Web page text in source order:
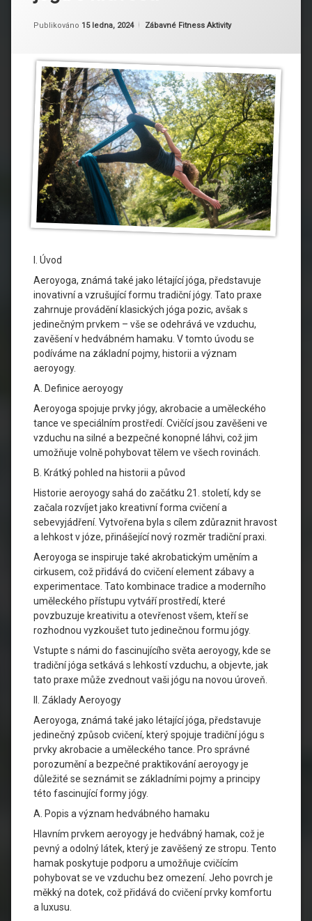
Publikováno 15 ledna, 2024
Aktualizováno 15 ledna, 2024
Od Ruby
Kategorie:
Zábavné Fitness Aktivity
I. Úvod
Aeroyoga, známá také jako létající jóga, představuje
inovativní a vzrušující formu tradiční jógy. Tato praxe
zahrnuje provádění klasických jóga pozic, avšak s
jedinečným prvkem – vše se odehrává ve vzduchu,
zavěšení v hedvábném hamaku. V tomto úvodu se
podíváme na základní pojmy, historii a význam
aeroyogy.
A. Definice aeroyogy
Aeroyoga spojuje prvky jógy, akrobacie a uměleckého
tance ve speciálním prostředí. Cvičící jsou zavěšeni ve
vzduchu na silné a bezpečné konopné láhvi, což jim
umožňuje volně pohybovat tělem ve všech rovinách.
B. Krátký pohled na historii a původ
Historie aeroyogy sahá do začátku 21. století, kdy se
začala rozvíjet jako kreativní forma cvičení a
sebevyjádření. Vytvořena byla s cílem zdůraznit hravost
a lehkost v józe, přinášející nový rozměr tradiční praxi.
Aeroyoga se inspiruje také akrobatickým uměním a
cirkusem, což přidává do cvičení element zábavy a
experimentace. Tato kombinace tradice a moderního
uměleckého přístupu vytváří prostředí, které
povzbuzuje kreativitu a otevřenost všem, kteří se
rozhodnou vyzkoušet tuto jedinečnou formu jógy.
Vstupte s námi do fascinujícího světa aeroyogy, kde se
tradiční jóga setkává s lehkostí vzduchu, a objevte, jak
tato praxe může zvednout vaši jógu na novou úroveň.
II. Základy Aeroyogy
Aeroyoga, známá také jako létající jóga, představuje
jedinečný způsob cvičení, který spojuje tradiční jógu s
prvky akrobacie a uměleckého tance. Pro správné
porozumění a bezpečné praktikování aeroyogy je
důležité se seznámit se základními pojmy a principy
této fascinující formy jógy.
A. Popis a význam hedvábného hamaku
Hlavním prvkem aeroyogy je hedvábný hamak, což je
pevný a odolný látek, který je zavěšený ze stropu. Tento
hamak poskytuje podporu a umožňuje cvičícím
pohybovat se ve vzduchu bez omezení. Jeho povrch je
měkký na dotek, což přidává do cvičení prvky komfortu
a luxusu.